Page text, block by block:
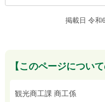
掲載日 令和
【このページについ
観光商工課 商工係